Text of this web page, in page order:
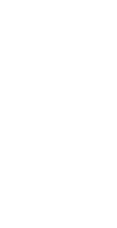
互动交流环节，